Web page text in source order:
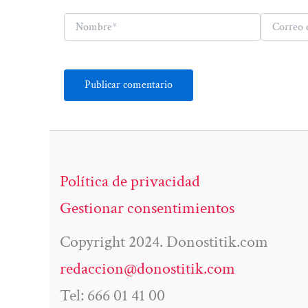
Nombre*
Correo
electrónico*
Política de privacidad
Gestionar consentimientos
Copyright 2024. Donostitik.com
redaccion@donostitik.com
Tel: 666 01 41 00